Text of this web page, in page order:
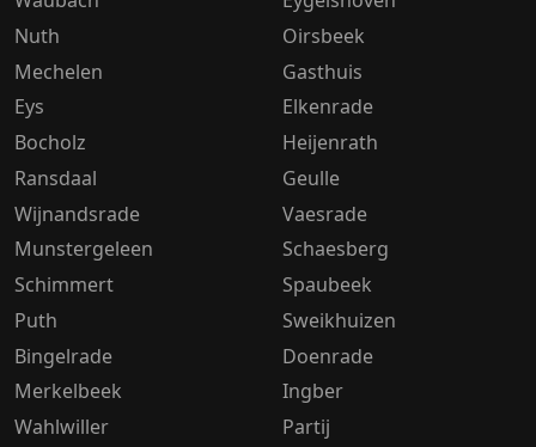
Nuth
Mechelen
Eys
Bocholz
Ransdaal
Wijnandsrade
Munstergeleen
Schimmert
Puth
Bingelrade
Merkelbeek
Wahlwiller
Oirsbeek
Gasthuis
Elkenrade
Heijenrath
Geulle
Vaesrade
Schaesberg
Spaubeek
Sweikhuizen
Doenrade
Ingber
Partij